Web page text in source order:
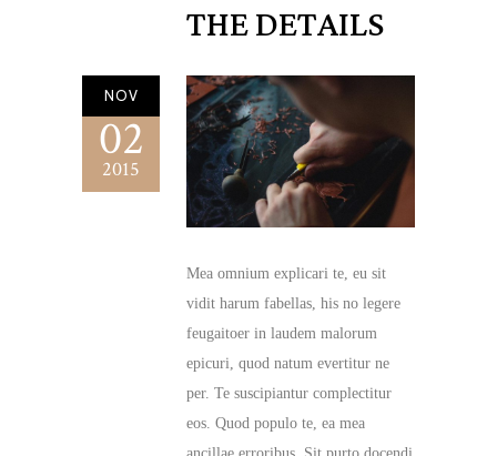
THE DETAILS
NOV
02
2015
Mea omnium explicari te, eu sit
vidit harum fabellas, his no legere
feugaitoer in laudem malorum
epicuri, quod natum evertitur ne
per. Te suscipiantur complectitur
eos. Quod populo te, ea mea